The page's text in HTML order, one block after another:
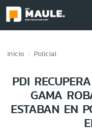
Inicio Policial
PDI
GAMA
ESTABAN EN